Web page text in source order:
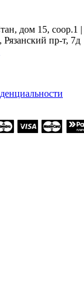
дом 15, соор.1 |
пр-т, 7д